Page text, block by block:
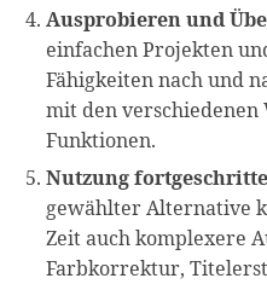
Ausprobieren und
einfachen Projekten
Fähigkeiten nach und
mit den verschiedenen
Funktionen.
Nutzung
gewählter Alternative
Zeit auch komplexere
Farbkorrektur,